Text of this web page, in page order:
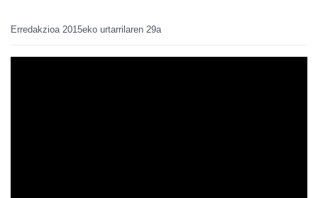
Erredakzioa 2015eko urtarrilaren 29a